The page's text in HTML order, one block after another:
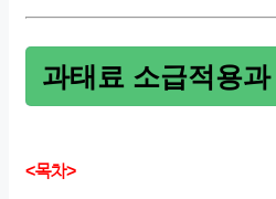
과태료 소급적용
<목차>